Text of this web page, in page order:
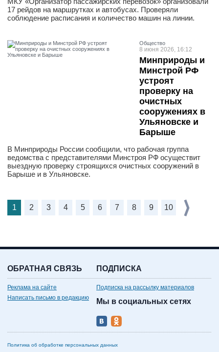
17 рейдов на маршрутках и автобусах. Проверяли
соблюдение расписания и количество машин на линии.
Общество
8 июня 2026, 16:12
Минприроды и
Минстрой РФ
устроят
проверку на
очистных
сооружениях в
Ульяновске и
Барыше
В Минприроды России сообщили, что рабочая группа
ведомства с представителями Минстроя РФ осуществит
выездную проверку строящихся очистных сооружений в
Барыше и в Ульяновске.
1 2 3 4 5 6 7 8 9 10
ОБРАТНАЯ СВЯЗЬ
Реклама на сайте
Написать письмо в редакцию
ПОДПИСКА
Подписка на рассылку материалов
Мы в социальных сетях
Политика об обработке персональных данных